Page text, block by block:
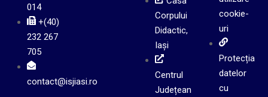
014
+(40)
232 267
705
contact@isjiasi.ro
Corpului
Didactic,
Iași
Centrul
Județean
cookie-
uri
Protecția
datelor
cu